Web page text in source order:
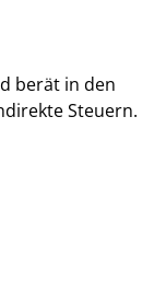
berät in den
Steuern.